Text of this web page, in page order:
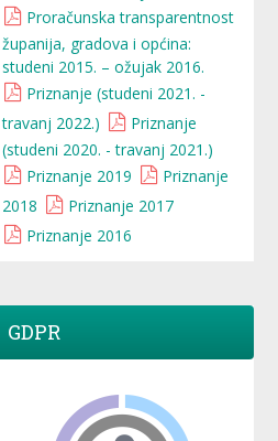
Proračunska transparentnost
županija, gradova i općina:
studeni 2015. – ožujak 2016.
Priznanje (studeni 2021. -
travanj 2022.)
Priznanje
(studeni 2020. - travanj 2021.)
Priznanje 2019
Priznanje
2018
Priznanje 2017
Priznanje 2016
GDPR